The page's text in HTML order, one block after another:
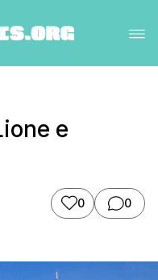
e
0 0